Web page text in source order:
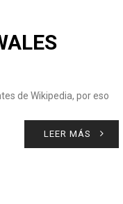
de Wikipedia, por eso
LEER MÁS